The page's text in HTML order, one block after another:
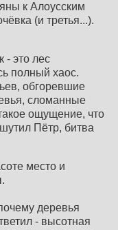
к Алоусским
(и третья...).
- это лес
полный хаос.
обгоревшие
сломанные
ощущение, что
Пётр, битва
место и
деревья
- высотная